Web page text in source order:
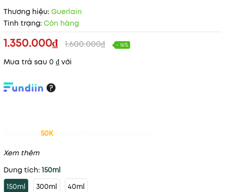
Thương hiệu: Guerlain
Tình trạng: Còn hàng
1.350.000₫ 1.600.000₫ - 16%
Mua trả sau 0 ₫ với
50K
Xem thêm
Dung tích: 150ml
150ml
300ml
40ml